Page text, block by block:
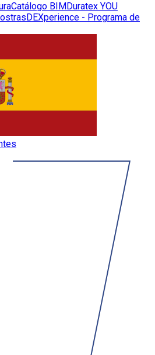
Catálogo BIMDuratex YOU
DEXperience - Programa de